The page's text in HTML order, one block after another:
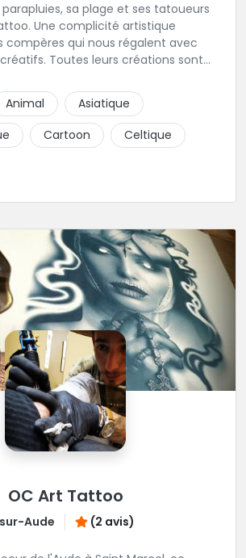
sa plage et ses tatoueurs
Une complicité artistique
compères qui nous régalent avec
Toutes leurs créations sont
strictes. Du new-school, du old
encore réaliste, Niko, Anthony,
Guest seront adapter vos
uniques et créatifs.
Animal
Asiatique
Cartoon
Celtique
OC Art Tattoo
Aude (2 avis)